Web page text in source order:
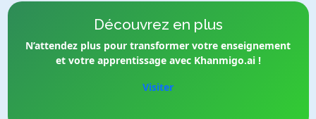
Découvrez en plus
N’attendez plus pour transformer votre enseignement
et votre apprentissage avec Khanmigo.ai !
Visiter